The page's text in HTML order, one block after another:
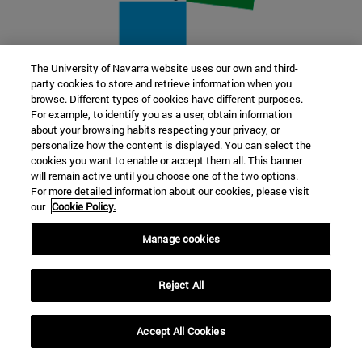
22 SEP
FUNCIÓN Y FICCIÓN. Varios artistas
Más información
The University of Navarra website uses our own and third-
party cookies to store and retrieve information when you
browse. Different types of cookies have different purposes.
For example, to identify you as a user, obtain information
about your browsing habits respecting your privacy, or
personalize how the content is displayed. You can select the
cookies you want to enable or accept them all. This banner
will remain active until you choose one of the two options.
For more detailed information about our cookies, please visit
our Cookie Policy.
Manage cookies
Reject All
Accept All Cookies